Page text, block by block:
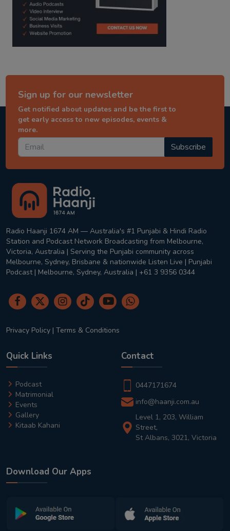
Sign up for our newsletter
Get notified about updates and be the first to
get early access to new episodes, events &
more.
Subscribe
Radio Haanji 1674 AM — Australia's #1 Punjabi & Hindi Radio
Station and Podcast Network Broadcasting from Melbourne,
Victoria, Australia | Serving the Punjabi community across
Melbourne, Sydney, Brisbane & nationwide Listen Live | Punjabi
Podcast | Melbourne, Sydney, Australia | +61 3 9356 0344
Privacy Policy | Terms & Conditions
Quick Links
Podcast
Matrimonial
Events
Gallery
Kitaab Kahani
Contact
0447171674
info@haanji.com.au
Level 1, 203, William
Street,
St Albans, 3021, Victoria
Download Our Apps